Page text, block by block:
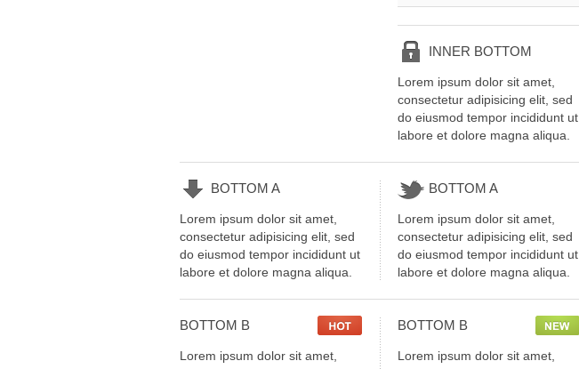
INNER BOTTOM
Lorem ipsum dolor sit amet,
consectetur adipisicing elit, sed
do eiusmod tempor incididunt ut
labore et dolore magna aliqua.
BOTTOM A
Lorem ipsum dolor sit amet,
consectetur adipisicing elit, sed
do eiusmod tempor incididunt ut
labore et dolore magna aliqua.
BOTTOM A
Lorem ipsum dolor sit amet,
consectetur adipisicing elit, sed
do eiusmod tempor incididunt ut
labore et dolore magna aliqua.
BOTTOM B
Lorem ipsum dolor sit amet,
BOTTOM B
Lorem ipsum dolor sit amet,